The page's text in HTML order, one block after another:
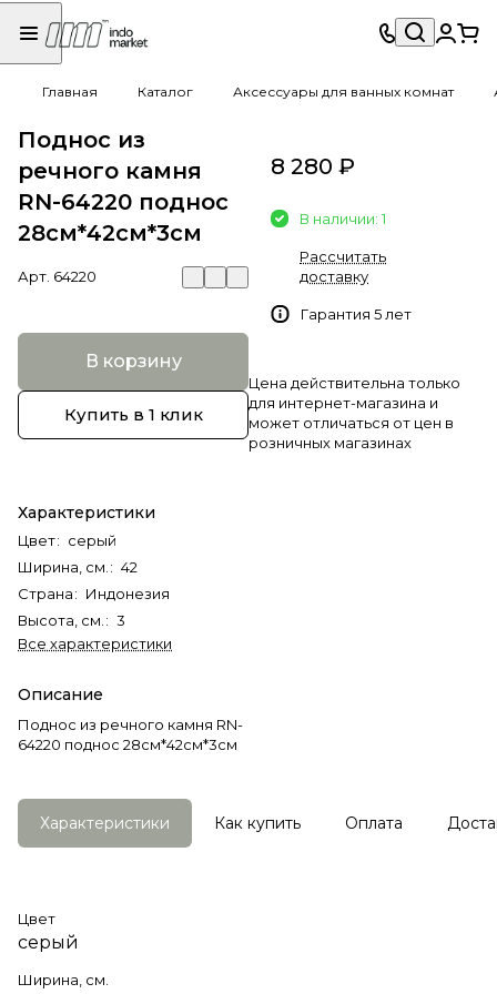
Главная Каталог Аксессуары для ванных комнат
Поднос из
речного камня
RN-64220 поднос
28см*42см*3см
Арт. 64220
В корзину
Купить в 1 клик
Характеристики
Цвет: серый
Ширина, см. : 42
Страна: Индонезия
Высота, см. : 3
Все характеристики
Описание
Поднос из речного камня RN-
64220 поднос 28см*42см*3см
8 280 ₽
В наличии: 1
Рассчитать
доставку
Гарантия 5 лет
Цена действительна только
для интернет-магазина и
может отличаться от цен в
розничных магазинах
Характеристики Как купить Оплата
Цвет
серый
Ширина, см.